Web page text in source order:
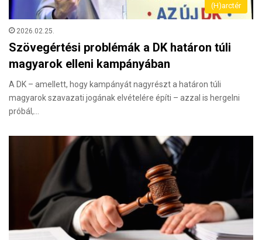
(H)arctér
2026.02.25.
Szövegértési problémák a DK határon túli
magyarok elleni kampányában
A DK – amellett, hogy kampányát nagyrészt a határon túli
magyarok szavazati jogának elvételére építi – azzal is hergelni
próbál,…